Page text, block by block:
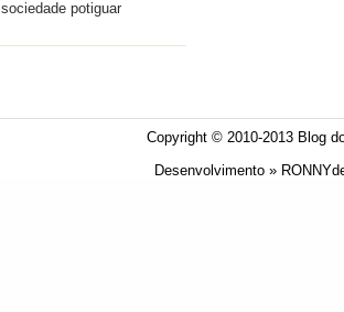
sociedade potiguar
Copyright © 2010-2013 Blog
Desenvolvimento »